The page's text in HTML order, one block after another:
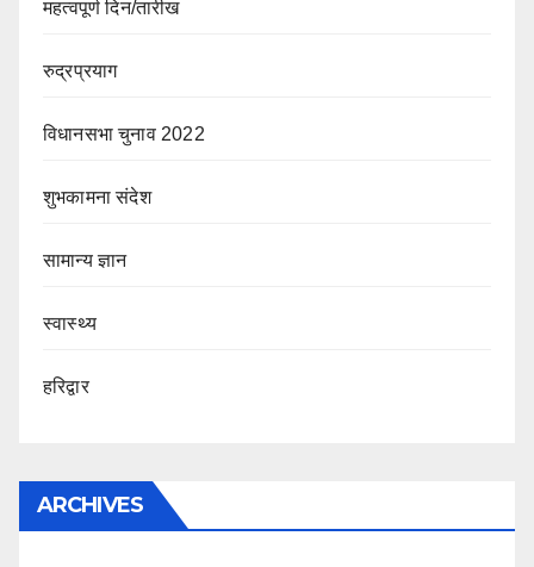
महत्वपूर्ण दिन/तारीख
रुद्रप्रयाग
विधानसभा चुनाव 2022
शुभकामना संदेश
सामान्य ज्ञान
स्वास्थ्य
हरिद्वार
ARCHIVES